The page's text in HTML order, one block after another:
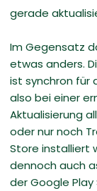
gerade
Im Gegensatz
etwas anders.
ist synchron für
also bei einer
Aktualisierung
oder nur noch
Store installiert
dennoch auch
der Google